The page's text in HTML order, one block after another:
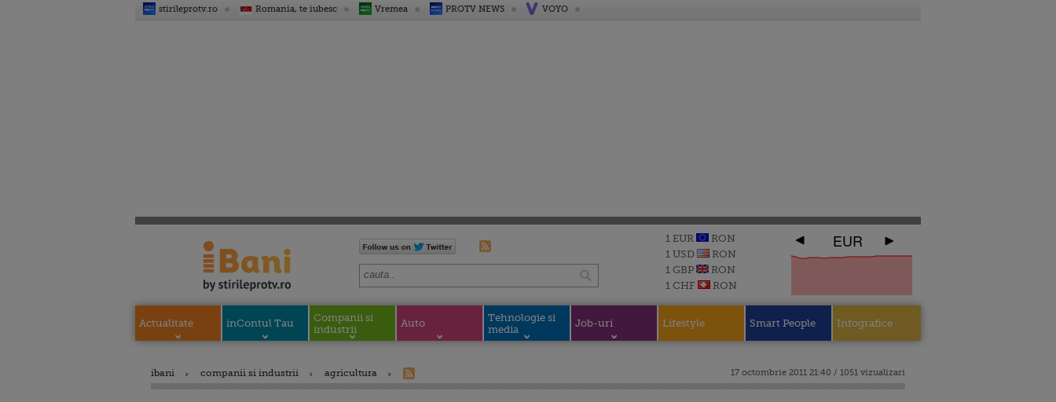
stirileprotv.ro Romania, te iubesc Vremea PROTV NEWS VOYO
1 EUR
RON
1 USD
RON
1 GBP
RON
1 CHF
RON
EUR
Actualitate inContul Tau
Companii si
industrii
Auto
Tehnologie si
media
Job-uri Lifestyle Smart People Infografice
ibani companii si industrii agricultura 17 octombrie 2011 21:40 / 1051 vizualizari